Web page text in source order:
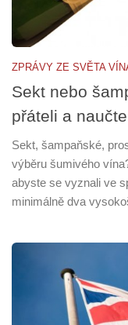
ZPRÁVY ZE SVĚTA
Sekt nebo
přáteli a
Sekt, šampaňské,
výběru šumivého
abyste se vyznali ve
minimálně dva